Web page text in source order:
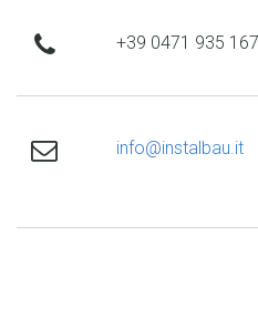
phone+39 0471 935 167
email info@instalbau.it